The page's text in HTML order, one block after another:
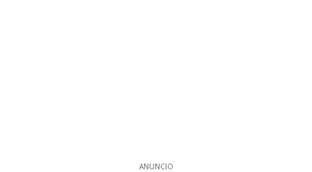
ANUNCIO